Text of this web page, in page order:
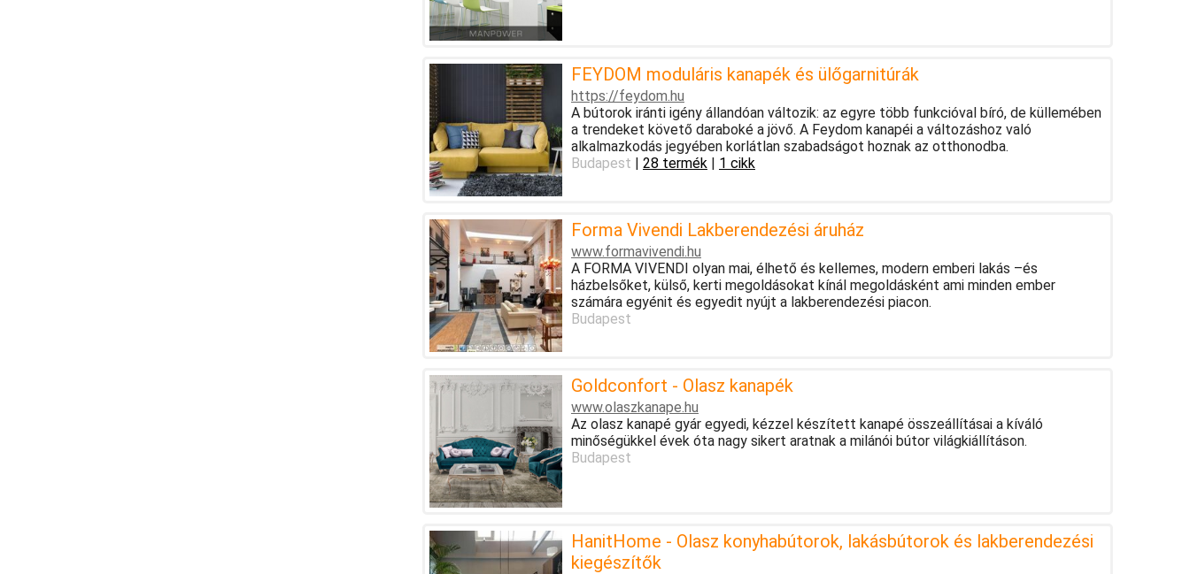
FEYDOM moduláris kanapék és ülőgarnitúrák
https://feydom.hu
A bútorok iránti igény állandóan változik: az egyre több funkcióval bíró, de küllemében
a trendeket követő daraboké a jövő. A Feydom kanapéi a változáshoz való
alkalmazkodás jegyében korlátlan szabadságot hoznak az otthonodba.
Budapest | 28 termék| 1 cikk
Forma Vivendi Lakberendezési áruház
www.formavivendi.hu
A FORMA VIVENDI olyan mai, élhető és kellemes, modern emberi lakás –és
házbelsőket, külső, kerti megoldásokat kínál megoldásként ami minden ember
számára egyénit és egyedit nyújt a lakberendezési piacon.
Budapest
Goldconfort - Olasz kanapék
www.olaszkanape.hu
Az olasz kanapé gyár egyedi, kézzel készített kanapé összeállításai a kíváló
minőségükkel évek óta nagy sikert aratnak a milánói bútor világkiállításon.
Budapest
HanitHome - Olasz konyhabútorok, lakásbútorok és lakberendezési
kiegészítők